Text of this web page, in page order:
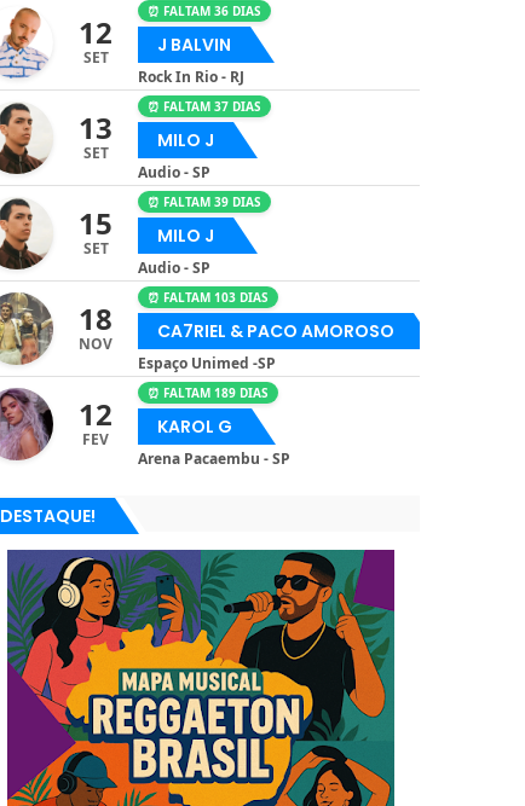
12
SET
⏰ FALTAM 36 DIAS
J BALVIN
Rock In Rio - RJ
13
SET
⏰ FALTAM 37 DIAS
MILO J
Audio - SP
15
SET
⏰ FALTAM 39 DIAS
MILO J
Audio - SP
18
NOV
⏰ FALTAM 103 DIAS
CA7RIEL & PACO AMOROSO
Espaço Unimed -SP
12
FEV
⏰ FALTAM 189 DIAS
KAROL G
Arena Pacaembu - SP
DESTAQUE!